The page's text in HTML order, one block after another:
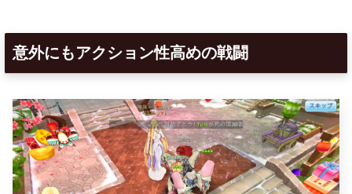
意外にもアクション性高めの戦闘